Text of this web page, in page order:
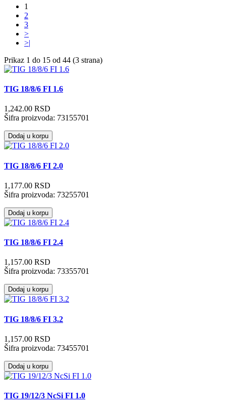
1
2
3
>
>|
Prikaz 1 do 15 od 44 (3 strana)
TIG 18/8/6 FI 1.6
1,242.00 RSD
Šifra proizvoda: 73155701
Dodaj u korpu
TIG 18/8/6 FI 2.0
1,177.00 RSD
Šifra proizvoda: 73255701
Dodaj u korpu
TIG 18/8/6 FI 2.4
1,157.00 RSD
Šifra proizvoda: 73355701
Dodaj u korpu
TIG 18/8/6 FI 3.2
1,157.00 RSD
Šifra proizvoda: 73455701
Dodaj u korpu
TIG 19/12/3 NcSi FI 1.0